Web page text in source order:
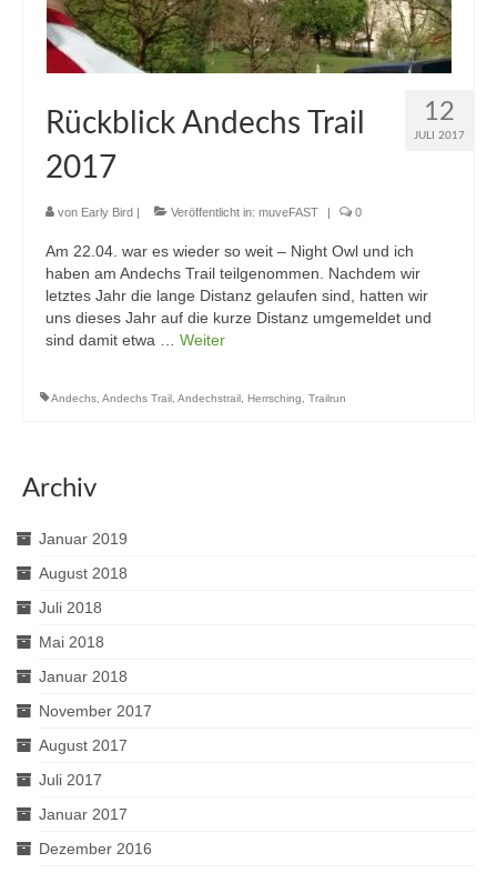
12
JULI 2017
Rückblick Andechs Trail
2017
von Early Bird Veröffentlicht in: muveFAST 0
Am 22.04. war es wieder so weit – Night Owl und ich
haben am Andechs Trail teilgenommen. Nachdem wir
letztes Jahr die lange Distanz gelaufen sind, hatten wir
uns dieses Jahr auf die kurze Distanz umgemeldet und
sind damit etwa … Weiter
Andechs, Andechs Trail, Andechstrail, Herrsching, Trailrun
Archiv
Januar 2019
August 2018
Juli 2018
Mai 2018
Januar 2018
November 2017
August 2017
Juli 2017
Januar 2017
Dezember 2016